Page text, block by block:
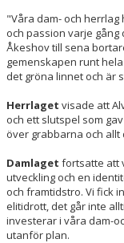
"Våra dam- och
och passion varje gång
Åkeshov till sena
gemenskapen runt
det gröna linnet och är
Herrlaget visade att
och ett slutspel som
över grabbarna och
Damlaget fortsatte att
utveckling och en
och framtidstro. Vi fick
elitidrott, det går inte
investerar i våra dam-
utanför plan.